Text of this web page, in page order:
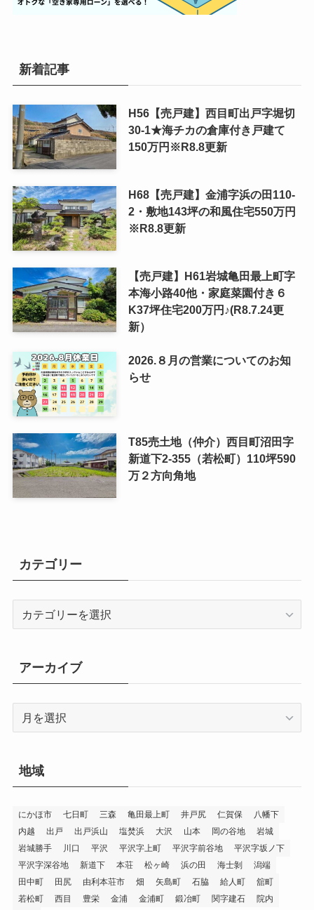
新着記事
H56【売戸建】西目町出戸字堀切
30-1★海チカの倉庫付き戸建て
150万円※R8.8更新
H68【売戸建】金浦字浜の田110-
2・敷地143坪の和風住宅550万円
※R8.8更新
【売戸建】H61岩城亀田最上町字
本海小路40他・家庭菜園付き６
K37坪住宅200万円♪(R8.7.24更
新）
2026.８月の営業についてのお知
らせ
T85売土地（仲介）西目町沼田字
新道下2-355（若松町）110坪590
万２方向角地
カテゴリー
リ
ー
アーカイブ
イ
地域
にかほ市 七日町 三森 亀田最上町 井戸尻 仁賀保
八幡下
内越
出戸 出戸浜山 塩焚浜 大沢 山本 岡の谷地
岩城
岩城勝手
川口 平沢 平沢字上町 平沢字前谷地
平沢字坂ノ下
平沢字深谷地
新道下 本荘 松ヶ崎 浜の田 海士剝
潟端
田中町
田尻 由利本荘市 畑 矢島町 石脇 給人町
舘町
若松町
西目 豊栄 金浦 金浦町 鍛冶町 関字建石 院内